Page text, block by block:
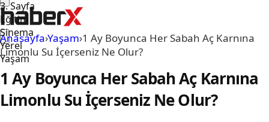
3. Sayfa
Eğitim
Sinema
Yerel
Yaşam
Anasayfa›Yaşam›1 Ay Boyunca Her Sabah Aç Karnına
Limonlu Su İçerseniz Ne Olur?
1 Ay Boyunca Her Sabah Aç Karnına
Limonlu Su İçerseniz Ne Olur?